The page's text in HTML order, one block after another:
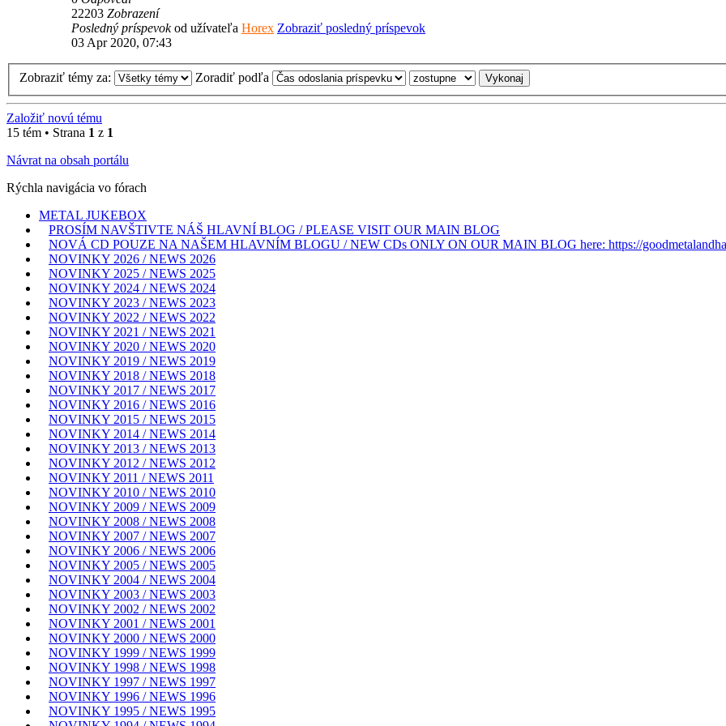
22203 Zobrazení
Posledný príspevokod užívateľa Horex Zobraziť posledný príspevok
03 Apr 2020, 07:43
Zobraziť témy za: Zoradiť podľa
Založiť novú tému
15 tém • Strana 1 z 1
Návrat na obsah portálu
Rýchla navigácia vo fórach
METAL JUKEBOX
PROSÍM NAVŠTIVTE NÁŠ HLAVNÍ BLOG / PLEASE VISIT OUR MAIN BLOG
NOVÁ CD POUZE NA NAŠEM HLAVNÍM BLOGU / NEW CDs ONLY ON OUR MAIN BLOG here: https://
NOVINKY 2026 / NEWS 2026
NOVINKY 2025 / NEWS 2025
NOVINKY 2024 / NEWS 2024
NOVINKY 2023 / NEWS 2023
NOVINKY 2022 / NEWS 2022
NOVINKY 2021 / NEWS 2021
NOVINKY 2020 / NEWS 2020
NOVINKY 2019 / NEWS 2019
NOVINKY 2018 / NEWS 2018
NOVINKY 2017 / NEWS 2017
NOVINKY 2016 / NEWS 2016
NOVINKY 2015 / NEWS 2015
NOVINKY 2014 / NEWS 2014
NOVINKY 2013 / NEWS 2013
NOVINKY 2012 / NEWS 2012
NOVINKY 2011 / NEWS 2011
NOVINKY 2010 / NEWS 2010
NOVINKY 2009 / NEWS 2009
NOVINKY 2008 / NEWS 2008
NOVINKY 2007 / NEWS 2007
NOVINKY 2006 / NEWS 2006
NOVINKY 2005 / NEWS 2005
NOVINKY 2004 / NEWS 2004
NOVINKY 2003 / NEWS 2003
NOVINKY 2002 / NEWS 2002
NOVINKY 2001 / NEWS 2001
NOVINKY 2000 / NEWS 2000
NOVINKY 1999 / NEWS 1999
NOVINKY 1998 / NEWS 1998
NOVINKY 1997 / NEWS 1997
NOVINKY 1996 / NEWS 1996
NOVINKY 1995 / NEWS 1995